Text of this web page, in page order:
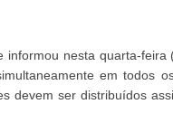
informou nesta quarta-
em todos
devem ser distribuídos